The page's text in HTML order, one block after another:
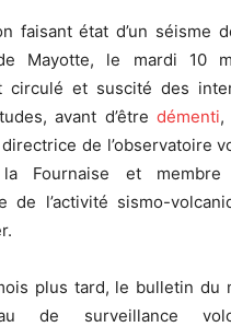
faisant état d’un séisme
Mayotte, le mardi 10
circulé et suscité des
avant d’être démenti,
de l’observatoire
Fournaise et
de l’activité sismo-
plus tard, le bulletin du
de surveillance